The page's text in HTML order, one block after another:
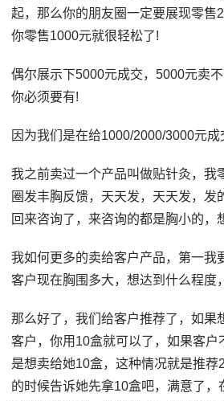
起，那么你的朋友圈一定要展现零售
你零售1000元就很轻松了!
偶尔展示下5000元成交，5000元卖
你必须要有!
因为我们是在给1000/2000/3000元成
我之前卖过一个产品叫做贴针灸，我
圈发丰胸反馈，天天发，天天发，发
回来咨询了，来咨询的都是胸小的，
我如何更多的卖给客户产品，第一我
客户现在胸围多大，想达到什么程度，
那么好了，我们给客户推荐了，如果
客户，你用10盒就可以了，如果客户
是想卖给她10盒，这种情况就是推荐
的时候告诉她先拿10盒吧，满意了，